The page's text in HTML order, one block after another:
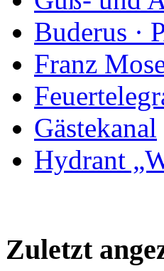
Buderus ·
Franz
Gästekanal
Hydrant
Zuletzt